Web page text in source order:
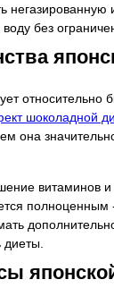
негазированную
без
относительно
шоколадной
она
витаминов
полноценным
диеты.